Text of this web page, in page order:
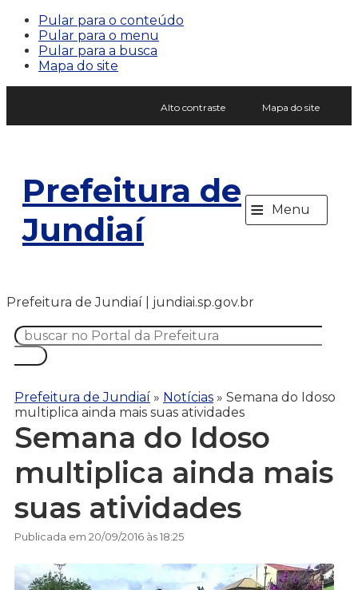
Pular para o conteúdo
Pular para o menu
Pular para a busca
Mapa do site
Alto contraste Mapa do site
Prefeitura de
Jundiaí
≡ Menu
Prefeitura de Jundiaí | jundiai.sp.gov.br
Prefeitura de Jundiaí » Notícias » Semana do Idoso
multiplica ainda mais suas atividades
Semana do Idoso
multiplica ainda mais
suas atividades
Publicada em 20/09/2016 às 18:25